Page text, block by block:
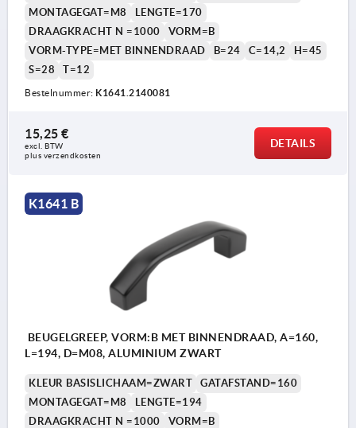
MONTAGEGAT=M8
LENGTE=170
DRAAGKRACHT N =1000
VORM=B
VORM-TYPE=MET BINNENDRAAD
B=24 C=14,2
H=45
S=28
T=12
Bestelnummer: K1641.2140081
15,25 €
excl. BTW
plus verzendkosten
DETAILS
K1641 B
BEUGELGREEP, VORM:B MET BINNENDRAAD, A=160,
L=194, D=M08, ALUMINIUM ZWART
KLEUR BASISLICHAAM=ZWART
GATAFSTAND=160
MONTAGEGAT=M8
LENGTE=194
DRAAGKRACHT N =1000
VORM=B